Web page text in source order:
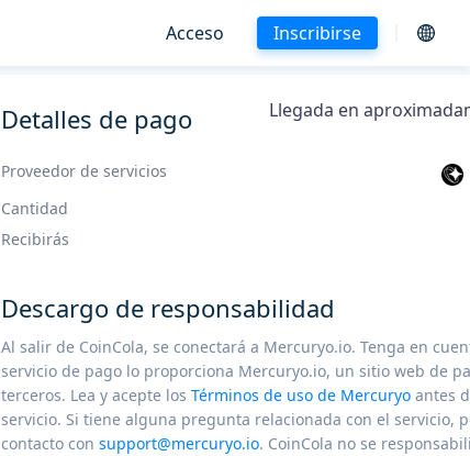
Acceso Inscribirse
Detalles de pago Llegada en
Proveedor de servicios
Cantidad
Recibirás
Descargo de responsabilidad
Al salir de CoinCola, se conectará a Mercuryo.io. Tenga en
servicio de pago lo proporciona Mercuryo.io, un sitio web de
terceros. Lea y acepte losTérminos de uso de Mercuryo antes
servicio. Si tiene alguna pregunta relacionada con el servicio,
contacto consupport@mercuryo.io. CoinCola no se